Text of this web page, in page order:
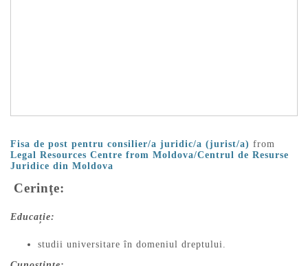
Fisa de post pentru consilier/a juridic/a (jurist/a) from
Legal Resources Centre from Moldova/Centrul de Resurse
Juridice din Moldova
Cerinţe:
Educație:
studii universitare în domeniul dreptului.